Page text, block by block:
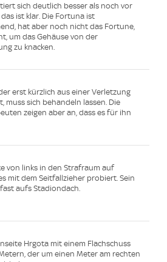
sich deutlich besser als noch vor
ist klar. Die Fortuna ist
hat aber noch nicht das Fortune,
um das Gehäuse von der
zu knacken.
erst kürzlich aus einer Verletzung
muss sich behandeln lassen. Die
zeigen aber an, dass es für ihn
von links in den Strafraum auf
mit dem Seitfallzieher probiert. Sein
aufs Stadiondach.
Hrgota mit einem Flachschuss
der um einen Meter am rechten